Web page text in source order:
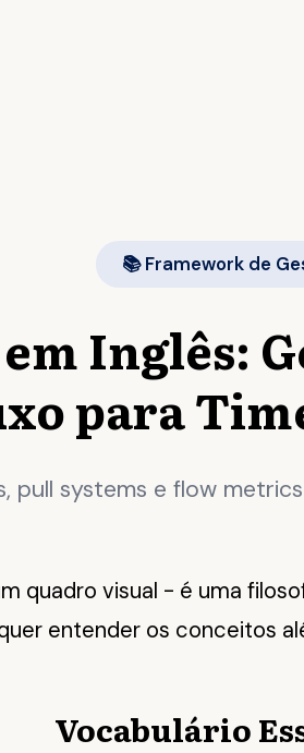
📚 Framework de
Inglês:
para
pull systems e flow
quadro visual - é uma
entender os conceitos
Vocabulário